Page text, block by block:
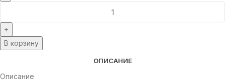
В корзину
ОПИСАНИЕ
Описание